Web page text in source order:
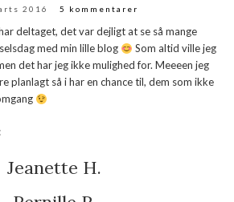
2016 5 kommentarer
deltaget, det var dejligt at se så mange
med min lille blog
Som altid ville jeg
det har jeg ikke mulighed for. Meeeen jeg
planlagt så i har en chance til, dem som ikke
Jeanette H.